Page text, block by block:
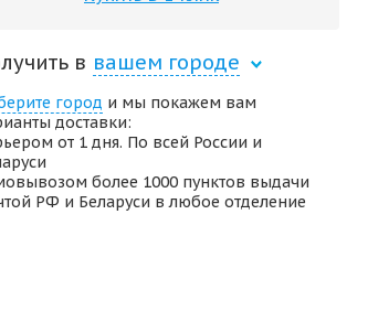
в вашем городе
город и мы покажем вам
доставки:
от 1 дня. По всей России и
более 1000 пунктов выдачи
РФ и Беларуси в любое отделение